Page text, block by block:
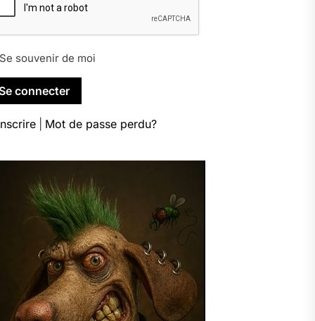
souvenir de moi
Mot de passe perdu?